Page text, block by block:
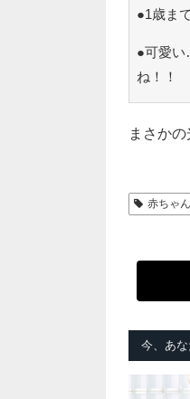
●1歳ま
●可愛
ね！！
まさか
赤ちゃん
今、あ